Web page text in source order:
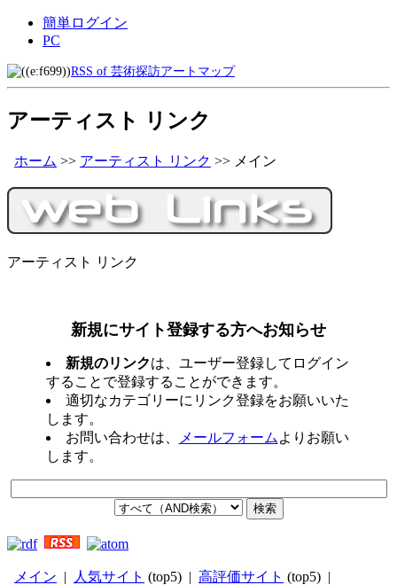
簡単ログイン
PC
RSS of 芸術探訪アートマップ
アーティスト リンク
ホーム >> アーティスト リンク >> メイン
アーティスト リンク
新規にサイト登録する方へお知らせ
新規のリンクは、ユーザー登録してログイン
することで登録することができます。
適切なカテゴリーにリンク登録をお願いいた
します。
お問い合わせは、
メールフォーム よりお願い
します。
メイン | 人気サイト (top5) | 高評価サイト (top5) |